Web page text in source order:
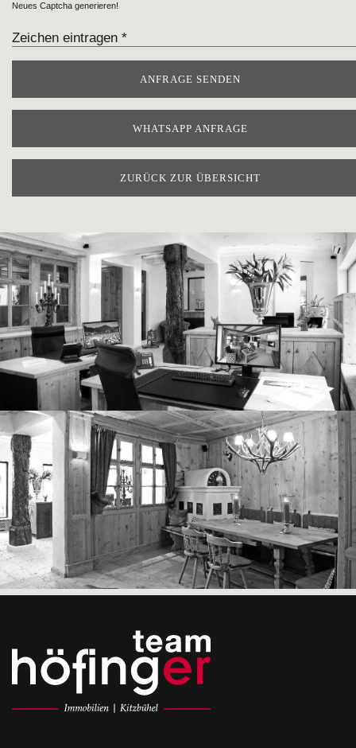
Neues Captcha generieren!
WHATSAPP ANFRAGE
ZURÜCK ZUR ÜBERSICHT